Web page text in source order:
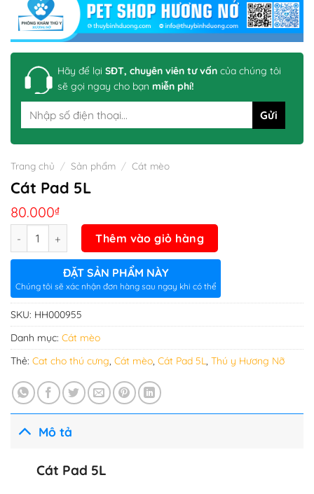
Hãy để lại SĐT, chuyên viên tư vấn của chúng tôi
sẽ gọi ngay cho bạn miễn phí!
Trang chủ / Sản phẩm / Cát mèo
Cát Pad 5L
80.000₫
Thêm vào giỏ hàng
ĐẶT SẢN PHẨM NÀY
Chúng tôi sẽ xác nhận đơn hàng sau ngay khi có thể
SKU: HH000955
Danh mục: Cát mèo
Thẻ: Cat cho thú cưng, Cát mèo, Cát Pad 5L, Thú y Hương Nỡ
Mô tả
Cát Pad 5L